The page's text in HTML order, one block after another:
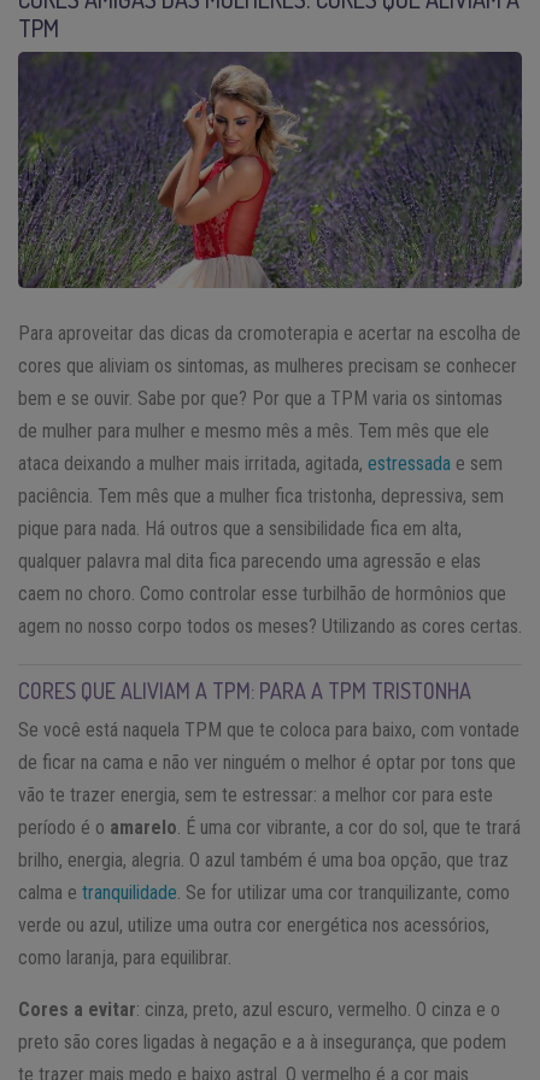
TPM
Para aproveitar das dicas da cromoterapia e acertar na escolha de
cores que aliviam os sintomas, as mulheres precisam se conhecer
bem e se ouvir. Sabe por que? Por que a TPM varia os sintomas
de mulher para mulher e mesmo mês a mês. Tem mês que ele
ataca deixando a mulher mais irritada, agitada, estressada e sem
paciência. Tem mês que a mulher fica tristonha, depressiva, sem
pique para nada. Há outros que a sensibilidade fica em alta,
qualquer palavra mal dita fica parecendo uma agressão e elas
caem no choro. Como controlar esse turbilhão de hormônios que
agem no nosso corpo todos os meses? Utilizando as cores certas.
CORES QUE ALIVIAM A TPM: PARA A TPM TRISTONHA
Se você está naquela TPM que te coloca para baixo, com vontade
de ficar na cama e não ver ninguém o melhor é optar por tons que
vão te trazer energia, sem te estressar: a melhor cor para este
período é o amarelo. É uma cor vibrante, a cor do sol, que te trará
brilho, energia, alegria. O azul também é uma boa opção, que traz
calma e tranquilidade. Se for utilizar uma cor tranquilizante, como
verde ou azul, utilize uma outra cor energética nos acessórios,
como laranja, para equilibrar.
Cores a evitar: cinza, preto, azul escuro, vermelho. O cinza e o
preto são cores ligadas à negação e a à insegurança, que podem
te trazer mais medo e baixo astral. O vermelho é a cor mais